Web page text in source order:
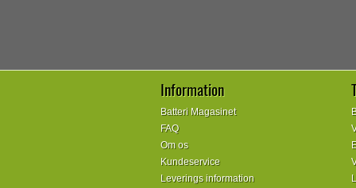
Information
Batteri Magasinet
FAQ
Om os
Kundeservice
Leverings information